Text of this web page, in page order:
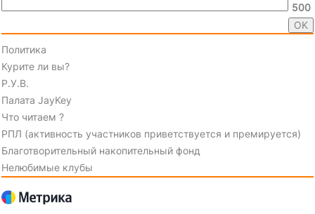
500
Политика
Курите ли вы?
Р.У.В.
Палата JayKey
Что читаем ?
РПЛ (активность участников приветствуется и премируется)
Благотворительный накопительный фонд
Нелюбимые клубы